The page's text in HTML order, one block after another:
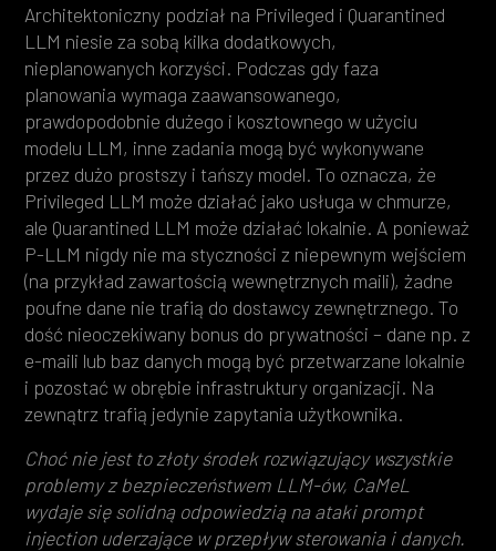
Architektoniczny podział na Privileged i Quarantined
LLM niesie za sobą kilka dodatkowych,
nieplanowanych korzyści. Podczas gdy faza
planowania wymaga zaawansowanego,
prawdopodobnie dużego i kosztownego w użyciu
modelu LLM, inne zadania mogą być wykonywane
przez dużo prostszy i tańszy model. To oznacza, że
Privileged LLM może działać jako usługa w chmurze,
ale Quarantined LLM może działać lokalnie. A ponieważ
P-LLM nigdy nie ma styczności z niepewnym wejściem
(na przykład zawartością wewnętrznych maili), żadne
poufne dane nie trafią do dostawcy zewnętrznego. To
dość nieoczekiwany bonus do prywatności – dane np. z
e-maili lub baz danych mogą być przetwarzane lokalnie
i pozostać w obrębie infrastruktury organizacji. Na
zewnątrz trafią jedynie zapytania użytkownika.
Choć nie jest to złoty środek rozwiązujący wszystkie
problemy z bezpieczeństwem LLM-ów, CaMeL
wydaje się solidną odpowiedzią na ataki prompt
injection uderzające w przepływ sterowania i danych.